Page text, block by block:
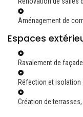
Aménagement de
Espaces
Ravalement de
Réfection et isolation
Création de